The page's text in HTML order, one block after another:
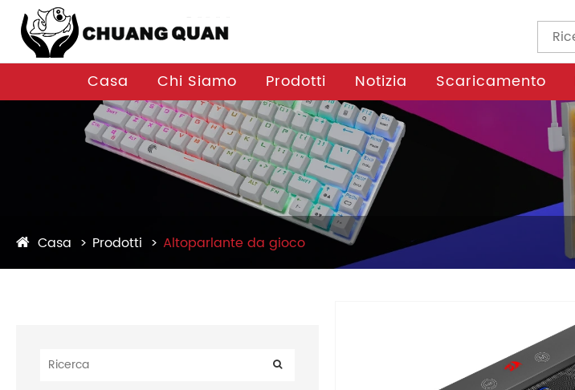
Casa Chi Siamo Prodotti Notizia Scaricamento
Casa Prodotti Altoparlante da gioco